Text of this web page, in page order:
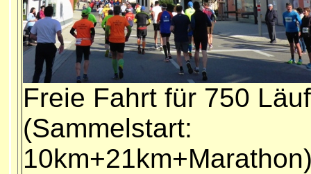
Freie Fahrt für 750
(Sammelstart: